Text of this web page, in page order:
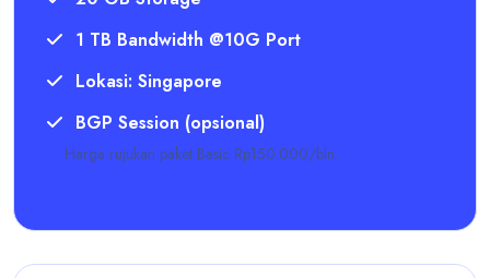
1 TB Bandwidth @10G Port
Lokasi: Singapore
BGP Session (opsional)
Harga rujukan paket Basic Rp150.000/bln.